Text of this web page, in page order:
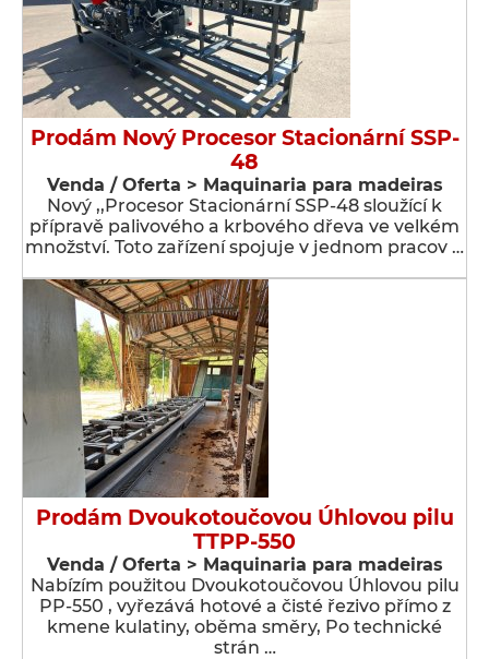
Prodám Nový Procesor Stacionární SSP-
48
Venda / Oferta > Maquinaria para madeiras
Nový ,,Procesor Stacionární SSP-48 sloužící k
přípravě palivového a krbového dřeva ve velkém
množství. Toto zařízení spojuje v jednom pracov …
Prodám Dvoukotoučovou Úhlovou pilu
TTPP-550
Venda / Oferta > Maquinaria para madeiras
Nabízím použitou Dvoukotoučovou Úhlovou pilu
PP-550 , vyřezává hotové a čisté řezivo přímo z
kmene kulatiny, oběma směry, Po technické
strán …